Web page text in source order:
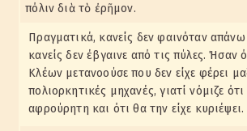
πόλιν διὰ τὸ ἐρῆμον.
Πραγματικά, κανείς δεν φαινόταν απάνω
κανείς δεν έβγαινε από τις πύλες. Ήσαν
Κλέων μετανοούσε που δεν είχε φέρει
πολιορκητικές μηχανές, γιατί νόμιζε
αφρούρητη και ότι θα την είχε κυριέψει.